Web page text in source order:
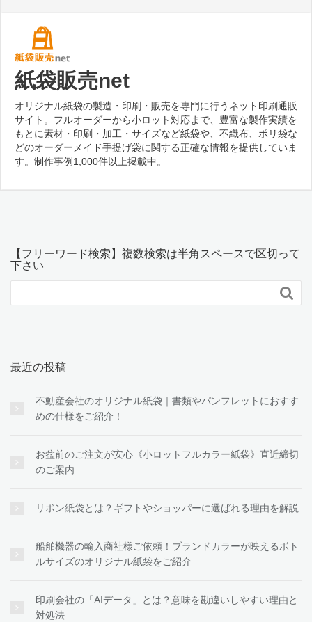
紙袋販売net
オリジナル紙袋の製造・印刷・販売を専門に行うネット印刷通販
サイト。フルオーダーから小ロット対応まで、豊富な製作実績を
もとに素材・印刷・加工・サイズなど紙袋や、不織布、ポリ袋な
どのオーダーメイド手提げ袋に関する正確な情報を提供していま
す。制作事例1,000件以上掲載中。
【フリーワード検索】複数検索は半角スペースで区切って
下さい

最近の投稿
不動産会社のオリジナル紙袋｜書類やパンフレットにおすす
めの仕様をご紹介！
お盆前のご注文が安心《小ロットフルカラー紙袋》直近締切
のご案内
リボン紙袋とは？ギフトやショッパーに選ばれる理由を解説
船舶機器の輸入商社様ご依頼！ブランドカラーが映えるボト
ルサイズのオリジナル紙袋をご紹介
印刷会社の「AIデータ」とは？意味を勘違いしやすい理由と
対処法